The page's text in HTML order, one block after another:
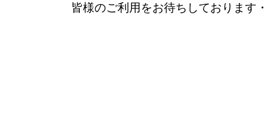
皆様のご利用をお待ちしております・